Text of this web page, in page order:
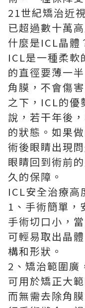
21世紀矯治近
已超過數十萬
什麼是ICL晶體
ICL是一種柔軟
的直徑要薄一
角膜，不會傷
之下，ICL的優
說，若干年後
的狀態。如果
術後眼睛出現
眼睛回到術前
久的保障。
ICL安全治療高
1、手術簡單，
手術切口小，
可輕易取出晶
構和形狀。
2、矯治範圍廣
可用於矯正大
而無需去除角